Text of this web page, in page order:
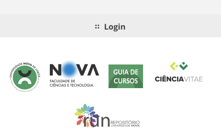
Login